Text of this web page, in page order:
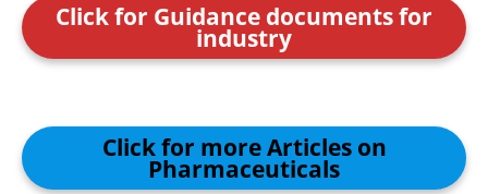
Click for Guidance documents for
industry
Click for more Articles on
Pharmaceuticals